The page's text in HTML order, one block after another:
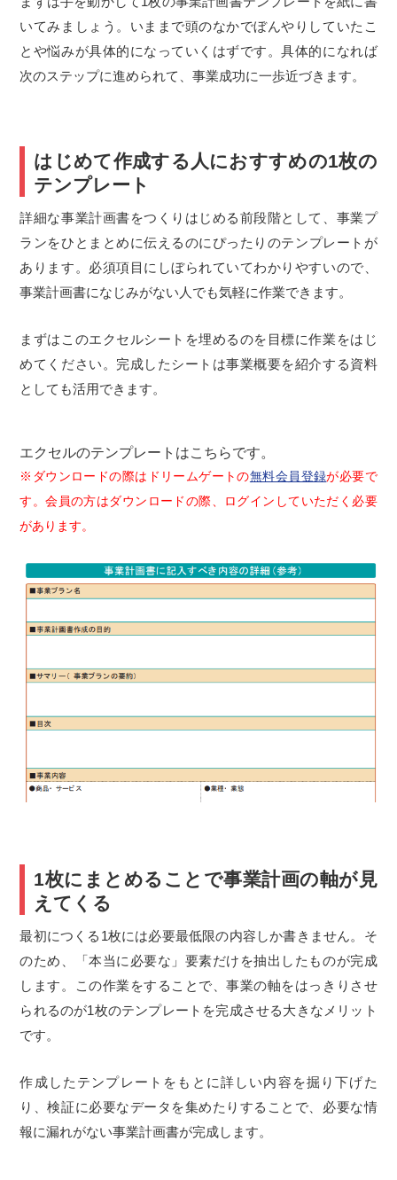
いてみましょう。いままで頭のなかでぼんやりしていたこ
とや悩みが具体的になっていくはずです。具体的になれば
次のステップに進められて、事業成功に一歩近づきます。
はじめて作成する人におすすめの1枚の
テンプレート
詳細な事業計画書をつくりはじめる前段階として、 事業プ
ランをひとまとめに伝えるのにぴったりのテンプレートが
あります。必須項目にしぼられていてわかりやすいので、
事業計画書になじみがない人でも気軽に作業できます。
まずはこのエクセルシートを埋めるのを目標に作業をはじ
めてください。完成したシートは事業概要を紹介する資料
としても活用できます。
エクセルのテンプレートはこちらです。
※ダウンロードの際はドリームゲートの無料会員登録が必要で
す。会員の方はダウンロードの際、ログインしていただく必要
があります。
1枚にまとめることで事業計画の軸が見
えてくる
最初につくる1枚には必要最低限の内容しか書きません。そ
のため、「本当に必要な」要素だけを抽出したものが完成
します。この作業をすることで、事業の軸をはっきりさせ
られるのが1枚のテンプレートを完成させる大きなメリット
です。
作成したテンプレートをもとに詳しい内容を掘り下げた
り、検証に必要なデータを集めたりすることで、必要な情
報に漏れがない事業計画書が完成します。